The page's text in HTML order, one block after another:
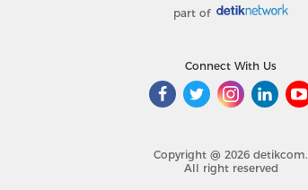
part of
Connect With Us
Copyright @ 2026 detikcom.
All right reserved